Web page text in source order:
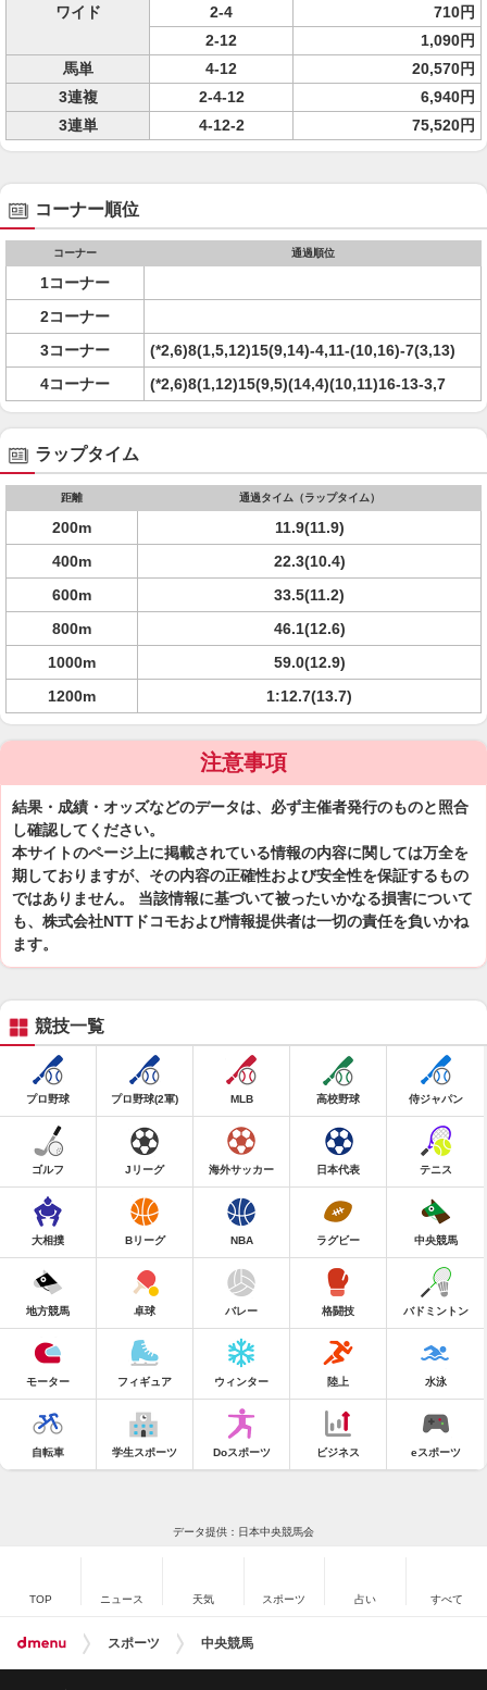
ワイド
2-4
710円
2-12
1,090円
馬単
4-12
20,570円
3連複
2-4-12
6,940円
3連単
4-12-2 75,520円
コーナー順位
コーナー 通過順位
1コーナー
2コーナー
3コーナー
(*2,6)8(1,5,12)15(9,14)-4,11-(10,16)-7(3,13)
4コーナー
(*2,6)8(1,12)15(9,5)(14,4)(10,11)16-13-3,7
ラップタイム
距離 通過タイム（ラップタイム）
200m
11.9(11.9)
400m
22.3(10.4)
600m
33.5(11.2)
800m
46.1(12.6)
1000m
59.0(12.9)
1200m
1:12.7(13.7)
注意事項
結果・成績・オッズなどのデータは、必ず主催者発行のものと照合
し確認してください。
本サイトのページ上に掲載されている情報の内容に関しては万全を
期しておりますが、その内容の正確性および安全性を保証するもの
ではありません。 当該情報に基づいて被ったいかなる損害について
も、株式会社NTTドコモおよび情報提供者は一切の責任を負いかね
ます。
競技一覧
プロ野球 プロ野球(2軍) MLB 高校野球 侍ジャパン
ゴルフ Jリーグ 海外サッカー 日本代表 テニス
大相撲 Bリーグ NBA ラグビー 中央競馬
地方競馬 卓球 バレー 格闘技 バドミントン
モーター フィギュア ウィンター 陸上 水泳
自転車 学生スポーツ Doスポーツ ビジネス eスポーツ
データ提供：日本中央競馬会
TOP ニュース 天気 スポーツ 占い すべて
スポーツ 中央競馬